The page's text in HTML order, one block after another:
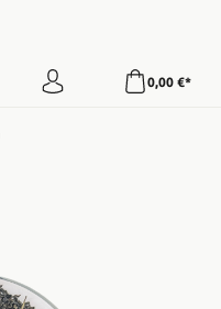
0,00 €*